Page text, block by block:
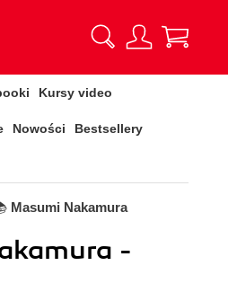
Kursy video
Nowości Bestsellery
Masumi Nakamura
-